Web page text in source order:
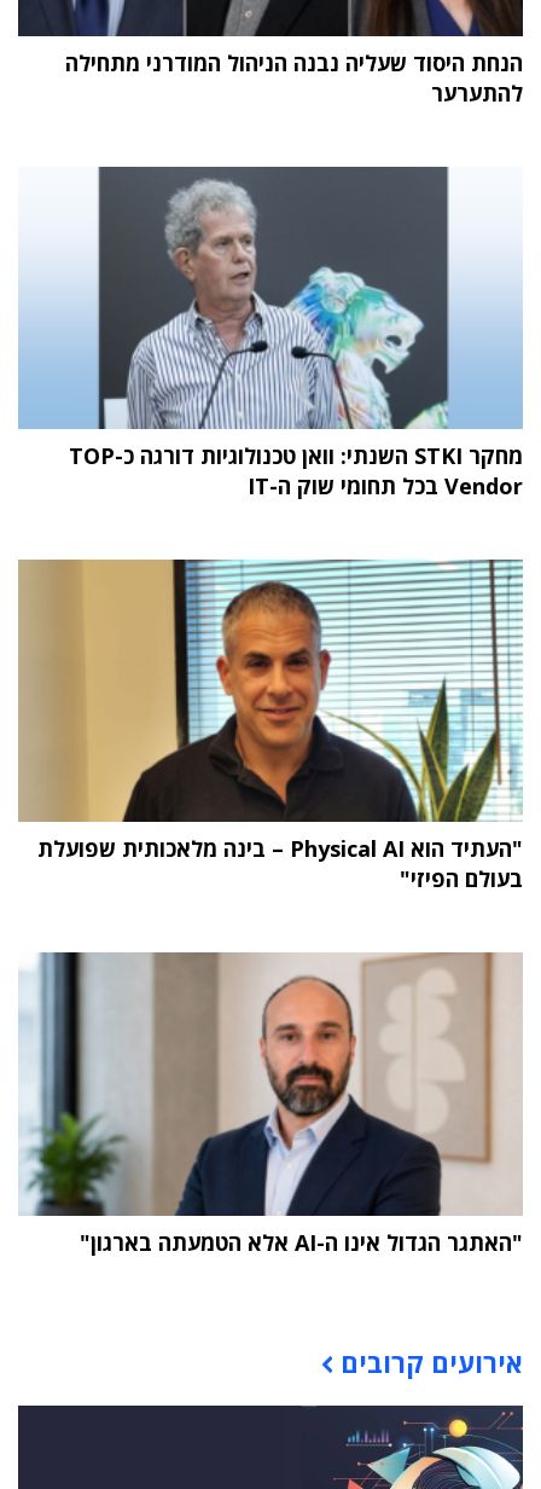
הנחת היסוד שעליה נבנה הניהול המודרני מתחילה
להתערער
מחקר STKI השנתי: וואן טכנולוגיות דורגה כ-TOP
Vendor בכל תחומי שוק ה-IT
"העתיד הוא Physical AI – בינה מלאכותית שפועלת
בעולם הפיזי"
"האתגר הגדול אינו ה-AI אלא הטמעתה בארגון"
אירועים קרובים